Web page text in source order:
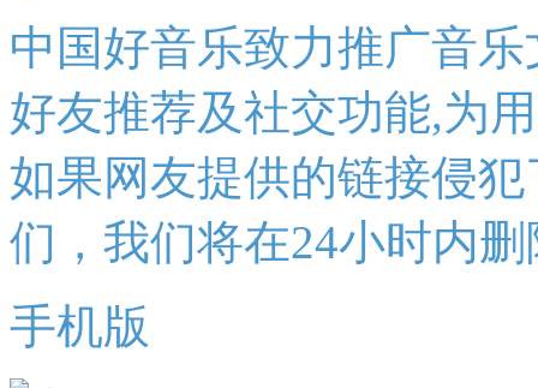
中国好音乐致力推广音
好友推荐及社交功能,为
如果网友提供的链接侵
们，我们将在24小时内
手机版